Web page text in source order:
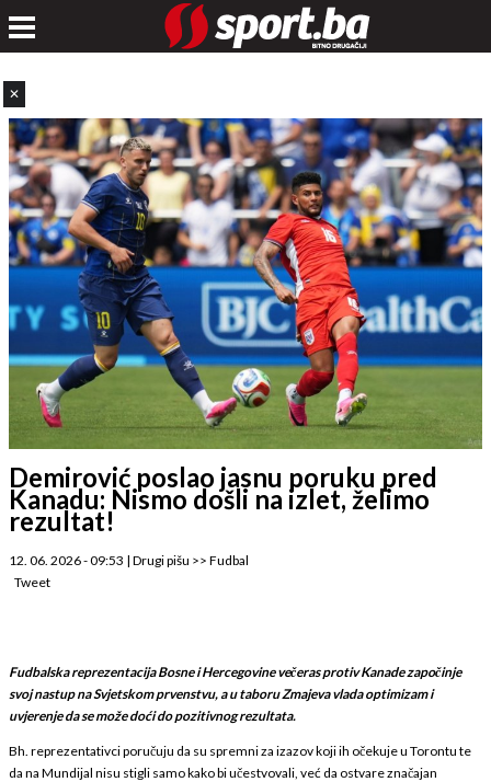
✕
Demirović poslao jasnu poruku pred
Kanadu: Nismo došli na izlet, želimo
rezultat!
12. 06. 2026 - 09:53 | Drugi pišu >> Fudbal
Tweet
Fudbalska reprezentacija Bosne i Hercegovine večeras protiv Kanade započinje
svoj nastup na Svjetskom prvenstvu, a u taboru Zmajeva vlada optimizam i
uvjerenje da se može doći do pozitivnog rezultata.
Bh. reprezentativci poručuju da su spremni za izazov koji ih očekuje u Torontu te
da na Mundijal nisu stigli samo kako bi učestvovali, već da ostvare značajan